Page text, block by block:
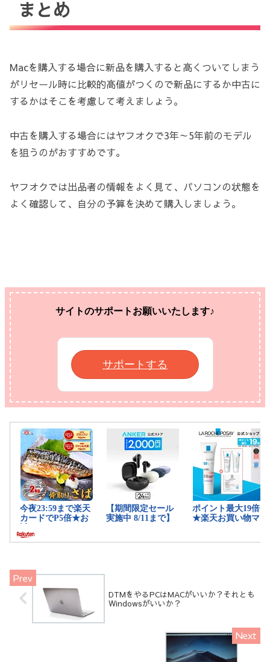
まとめ
Macを購入する場合に新品を購入すると高くついてしまう
がリセール時に比較的高値がつくので新品にするか中古に
するかはそこを考慮して考えましょう。
中古を購入する場合にはヤフオクで3年～5年前のモデル
を狙うのがおすすめです。
ヤフオクでは出品者の情報をよく見て、パソコンの状態を
よく確認して、自分の予算を決めて購入しましょう。
サイトのサポートお願いいたします♪
サポートする
DTMをやるPCはMACがいいか？それとも
Windowsがいいか？